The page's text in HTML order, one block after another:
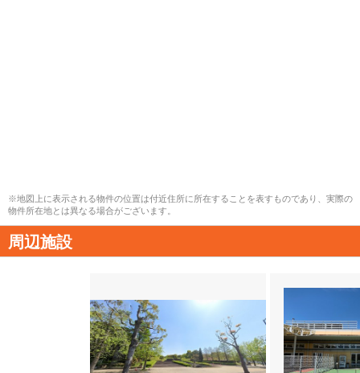
※地図上に表示される物件の位置は付近住所に所在することを表すものであり、実際の
物件所在地とは異なる場合がございます。
周辺施設